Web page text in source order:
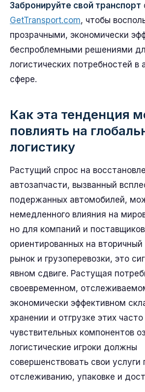
Забронируйте свой транспорт
GetTransport.com, чтобы
прозрачными, экономически
беспроблемными решениями
логистических потребностей в
сфере.
Как эта тенденция
повлиять на
логистику
Растущий спрос на
автозапчасти, вызванный
подержанных автомобилей,
немедленного влияния на
но для компаний и
ориентированных на
рынок и грузоперевозки, это
явном сдвиге. Растущая
своевременном,
экономически эффективном
хранении и отгрузке этих
чувствительных компонентов
логистические игроки должны
совершенствовать свои услуги
отслеживанию, упаковке и